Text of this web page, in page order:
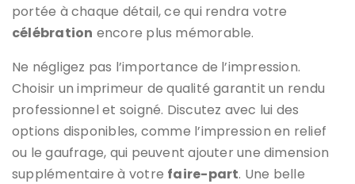
portée à chaque détail, ce qui rendra votre
célébration encore plus mémorable.
Ne négligez pas l’importance de l’impression.
Choisir un imprimeur de qualité garantit un rendu
professionnel et soigné. Discutez avec lui des
options disponibles, comme l’impression en relief
ou le gaufrage, qui peuvent ajouter une dimension
supplémentaire à votre faire-part. Une belle